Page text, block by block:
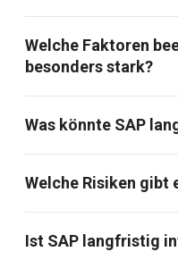
Welche Faktoren
besonders stark?
Was könnte SAP
Welche Risiken gibt
Ist SAP langfristig